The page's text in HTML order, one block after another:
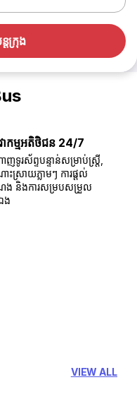
តក្រុង
ាកម្មអតិថិជន 24/7
ញទូរស័ព្ទបន្ទាន់សម្រាប់ស្ត្រី,
ស្រាយភ្លាមៗ ការផ្តល់
និងការសម្របសម្រួល
ង
VIEW ALL